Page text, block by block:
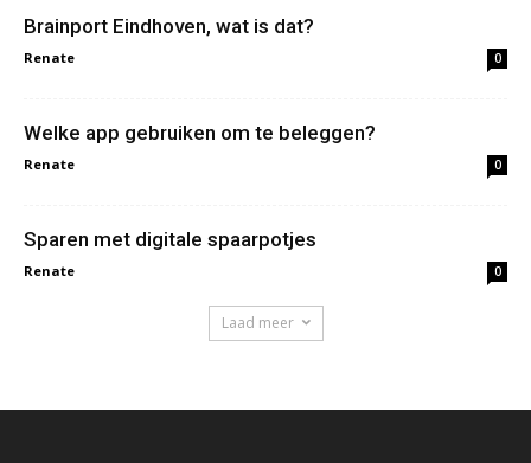
Brainport Eindhoven, wat is dat?
Renate 0
Welke app gebruiken om te beleggen?
Renate 0
Sparen met digitale spaarpotjes
Renate 0
Laad meer